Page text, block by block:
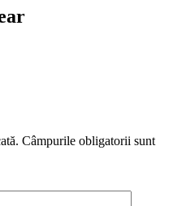
Câmpurile obligatorii sunt